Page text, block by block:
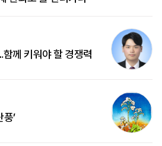
함께 키워야 할 경쟁력
’